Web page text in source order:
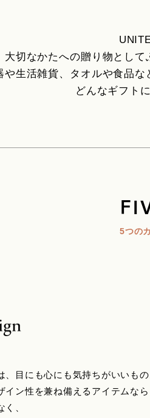
大切なかたへの贈り物として
や生活雑貨、タオルや食品な
どんなギフト
5つの
目にも心にも気持ちがいいもの
ン性を兼ね備えるアイテムなら
、